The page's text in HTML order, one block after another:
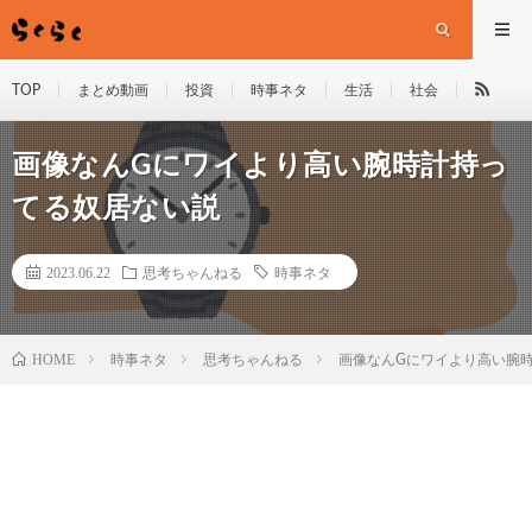
TOP まとめ動画 投資 時事ネタ 生活 社会
画像なんGにワイより高い腕時計持っ
てる奴居ない説
2023.06.22 思考ちゃんねる 時事ネタ
HOME 時事ネタ 思考ちゃんねる 画像なんGにワイより高い腕